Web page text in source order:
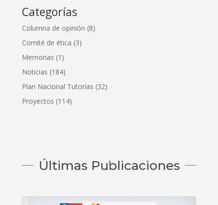
Categorías
Columna de opinión (8)
Comité de ética (3)
Memorias (1)
Noticias (184)
Plan Nacional Tutorías (32)
Proyectos (114)
Últimas Publicaciones